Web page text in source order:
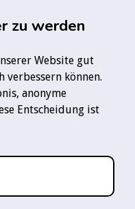
zu werden
Website gut
können.
anonyme
Entscheidung ist
nach einem Rauchstopp